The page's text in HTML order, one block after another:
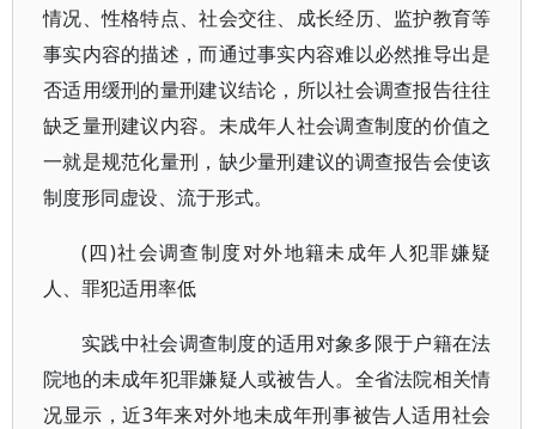
情况、性格特点、社会交往、成长经历、监护教育等
事实内容的描述，而通过事实内容难以必然推导出是
否适用缓刑的量刑建议结论，所以社会调查报告往往
缺乏量刑建议内容。未成年人社会调查制度的价值之
一就是规范化量刑，缺少量刑建议的调查报告会使该
制度形同虚设、流于形式。
(四)社会调查制度对外地籍未成年人犯罪嫌疑
人、罪犯适用率低
实践中社会调查制度的适用对象多限于户籍在法
院地的未成年犯罪嫌疑人或被告人。全省法院相关情
况显示，近3年来对外地未成年刑事被告人适用社会